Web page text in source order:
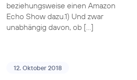
beziehungsweise einen Amazon
Echo Show dazu.1) Und zwar
unabhängig davon, ob […]
12. Oktober 2018